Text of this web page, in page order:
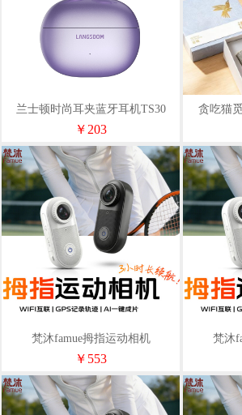
兰士顿时尚耳夹蓝牙耳机TS30
￥203
贪吃猫
梵沐famue拇指运动相机
Quest3（128G）
￥553
梵沐